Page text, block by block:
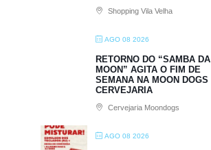
Shopping Vila Velha
AGO 08 2026
RETORNO DO “SAMBA DA
MOON” AGITA O FIM DE
SEMANA NA MOON DOGS
CERVEJARIA
Cervejaria Moondogs
AGO 08 2026